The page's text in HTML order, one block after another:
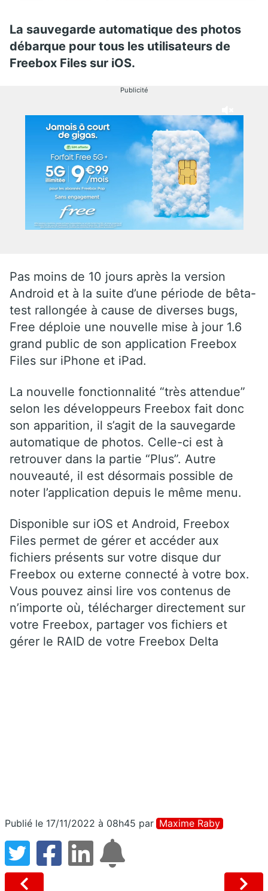
La sauvegarde automatique des photos
débarque pour tous les utilisateurs de
Freebox Files sur iOS.
Publicité
Pas moins de 10 jours après la version
Android et à la suite d’une période de bêta-
test rallongée à cause de diverses bugs,
Free déploie une nouvelle mise à jour 1.6
grand public de son application Freebox
Files sur iPhone et iPad.
La nouvelle fonctionnalité “très attendue”
selon les développeurs Freebox fait donc
son apparition, il s’agit de la sauvegarde
automatique de photos. Celle-ci est à
retrouver dans la partie “Plus”. Autre
nouveauté, il est désormais possible de
noter l’application depuis le même menu.
Disponible sur iOS et Android, Freebox
Files permet de gérer et accéder aux
fichiers présents sur votre disque dur
Freebox ou externe connecté à votre box.
Vous pouvez ainsi lire vos contenus de
n’importe où, télécharger directement sur
votre Freebox, partager vos fichiers et
gérer le RAID de votre Freebox Delta
Publié le 17/11/2022 à 08h45 par Maxime Raby